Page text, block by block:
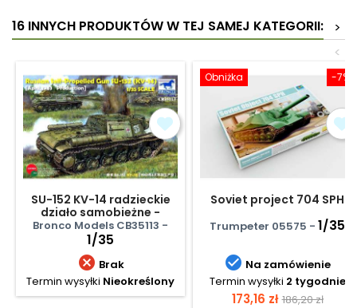
16 INNYCH PRODUKTÓW W TEJ SAMEJ KATEGORII:
>
<
SU-152 KV-14 radzieckie
działo samobieżne -
kwiecień 1943
Bronco Models CB35113 -
1/35
 Brak
Termin wysyłki Nieokreślony
-7%
Obniżka
Soviet project 704 SPH
Trumpeter 05575 - 1/35
 Na zamówienie
Termin wysyłki 2 tygodnie
Cena
173,16 zł Cena
186,20 zł